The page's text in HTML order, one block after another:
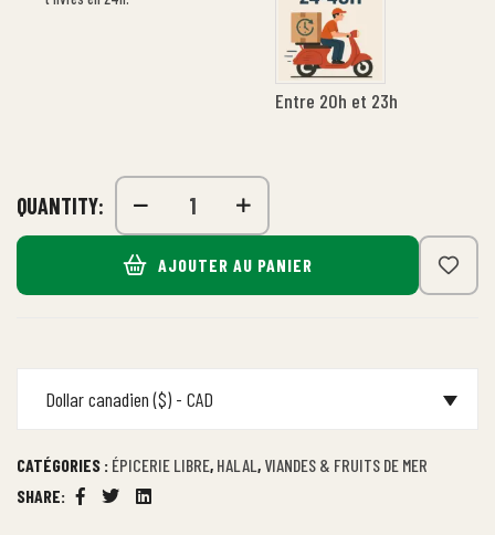
Entre 20h et 23h
QUANTITY:
AJOUTER AU PANIER
Dollar canadien ($) - CAD
CATÉGORIES : ÉPICERIE LIBRE, HALAL, VIANDES & FRUITS DE MER
SHARE:
Facebook
TwitterLinkedin